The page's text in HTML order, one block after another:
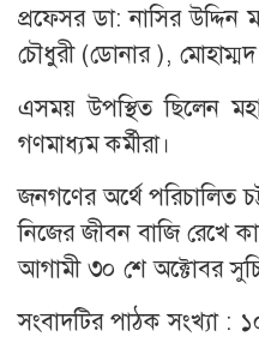
প্রফেসর ডা: নাসির
চৌধুরী (ডোনার ),
এসময় উপস্থিত ছিলেন
গণমাধ্যম কর্মীরা।
জনগণের অর্থে পরিচালিত
নিজের জীবন বাজি রেখে
আগামী ৩০ শে অক্টোবর
সংবাদটির পাঠক সংখ্যা :